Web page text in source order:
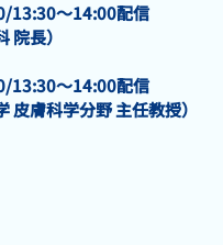
13:30～14:00配信
院長）
13:30～14:00配信
膚科学分野 主任教授）